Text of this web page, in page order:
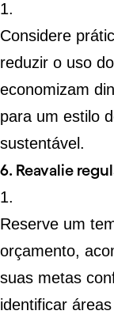
Considere
reduzir o uso
economizam
para um estilo
sustentável.
6. Reavalie
Reserve um
orçamento,
suas metas
identificar